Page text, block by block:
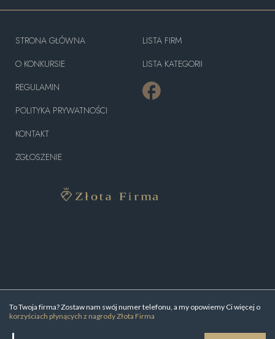
To Twoja firma? Zostaw nam swój numer telefonu, a my opowiemy Ci więcej o
korzyściach płynących z nagrody Złota Firma
STRONA GŁÓWNA
O KONKURSIE
REGULAMIN
POLITYKA PRYWATNOŚCI
KONTAKT
ZGŁOSZENIE
LISTA FIRM
LISTA KATEGORII